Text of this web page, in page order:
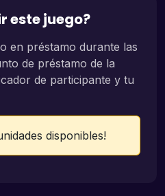
este juego?
en préstamo durante las
de préstamo de la
de participante y tu
disponibles!